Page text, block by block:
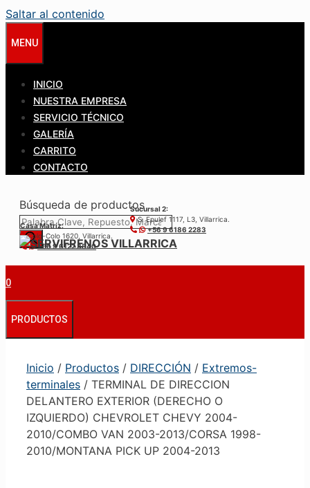
Saltar al contenido
MENU
INICIO
NUESTRA EMPRESA
SERVICIO TÉCNICO
GALERÍA
CARRITO
CONTACTO
Búsqueda de productos
Casa Matríz:
Colo-Colo 1620, Villarrica.
+56 9 6122 3840
Sucursal 2:
S. Epulef 1117, L3, Villarrica.
+56 9 6186 2283
0
PRODUCTOS
Inicio / Productos / DIRECCIÓN / Extremos-
terminales / TERMINAL DE DIRECCION
DELANTERO EXTERIOR (DERECHO O
IZQUIERDO) CHEVROLET CHEVY 2004-
2010/COMBO VAN 2003-2013/CORSA 1998-
2010/MONTANA PICK UP 2004-2013